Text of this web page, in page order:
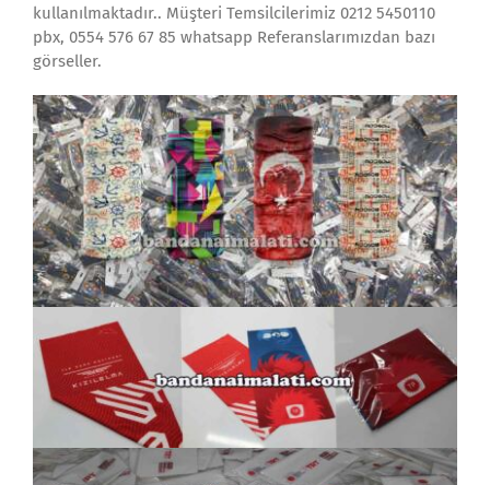
kullanılmaktadır.. Müşteri Temsilcilerimiz 0212 5450110
pbx, 0554 576 67 85 whatsapp Referanslarımızdan bazı
görseller.